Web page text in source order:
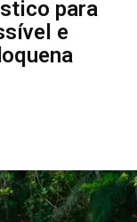
para
e